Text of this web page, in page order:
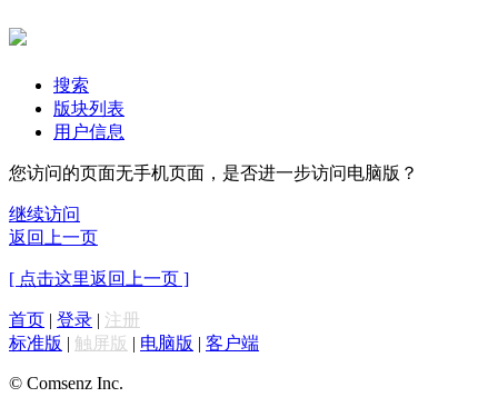
搜索
版块列表
用户信息
您访问的页面无手机页面，是否进一步访问电脑版？
继续访问
返回上一页
[ 点击这里返回上一页 ]
首页 | 登录 | 注册
标准版 | 触屏版 | 电脑版 | 客户端
© Comsenz Inc.